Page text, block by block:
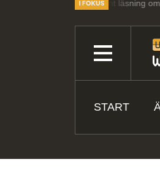
och intressant läsning om regionens
START